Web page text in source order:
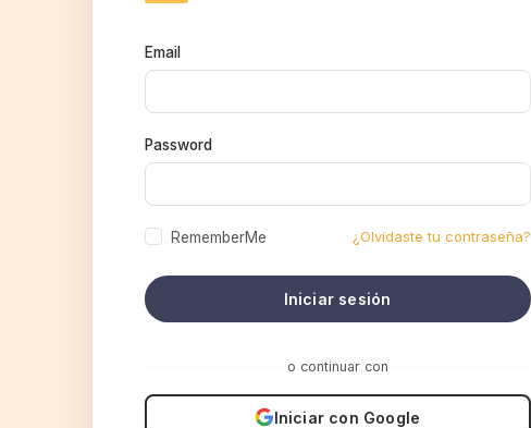
Email
Password
RememberMe ¿Olvidaste tu contraseña?
Iniciar sesión
o continuar con
Iniciar con Google